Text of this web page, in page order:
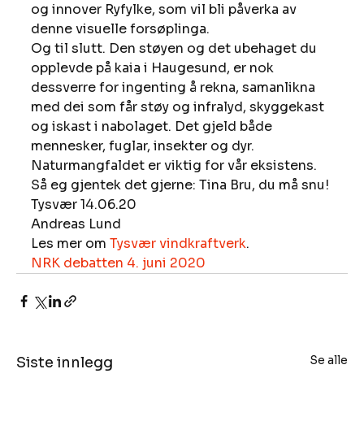
og innover Ryfylke, som vil bli påverka av
denne visuelle forsøplinga.
Og til slutt. Den støyen og det ubehaget du
opplevde på kaia i Haugesund, er nok
dessverre for ingenting å rekna, samanlikna
med dei som får støy og infralyd, skyggekast
og iskast i nabolaget. Det gjeld både
mennesker, fuglar, insekter og dyr.
Naturmangfaldet er viktig for vår eksistens.
Så eg gjentek det gjerne: Tina Bru, du må snu!
Tysvær 14.06.20
Andreas Lund
Les mer om Tysvær vindkraftverk.
NRK debatten 4. juni 2020
Siste innlegg Se alle